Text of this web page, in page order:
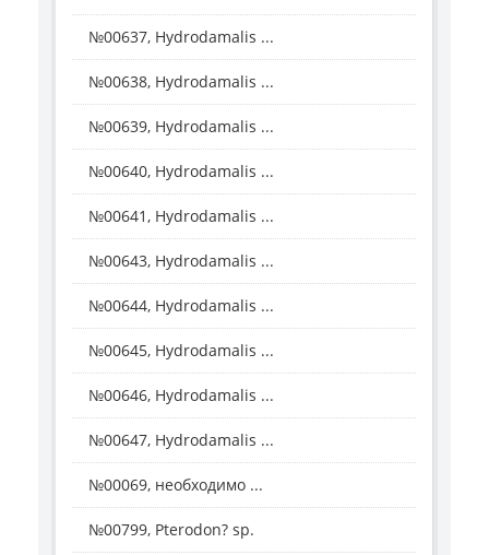
№00637, Hydrodamalis ...
№00638, Hydrodamalis ...
№00639, Hydrodamalis ...
№00640, Hydrodamalis ...
№00641, Hydrodamalis ...
№00643, Hydrodamalis ...
№00644, Hydrodamalis ...
№00645, Hydrodamalis ...
№00646, Hydrodamalis ...
№00647, Hydrodamalis ...
№00069, необходимо ...
№00799, Pterodon? sp.